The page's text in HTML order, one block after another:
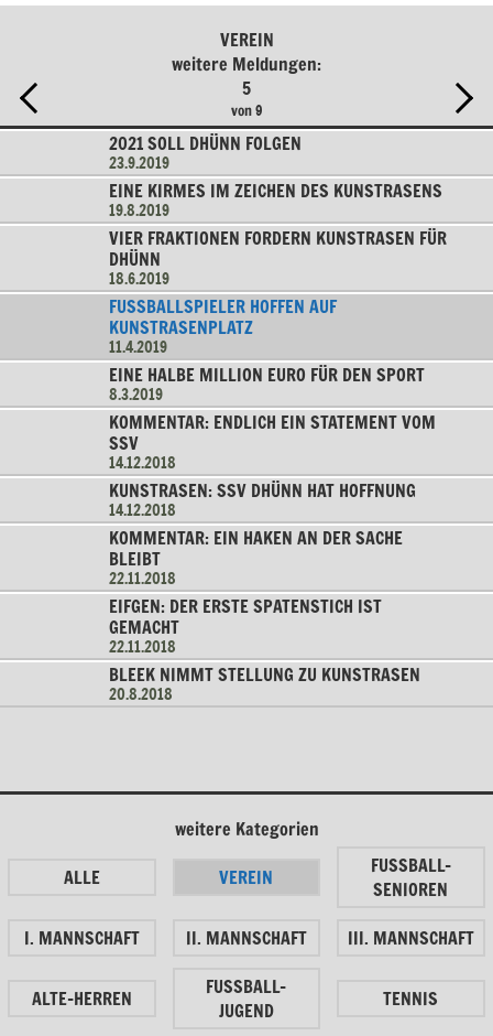
VEREIN
weitere Meldungen:
5
von 9
2021 SOLL DHÜNN FOLGEN
23.9.2019
EINE KIRMES IM ZEICHEN DES KUNSTRASENS
19.8.2019
VIER FRAKTIONEN FORDERN KUNSTRASEN FÜR
DHÜNN
18.6.2019
FUSSBALLSPIELER HOFFEN AUF K
UNSTRASENPLATZ
11.4.2019
EINE HALBE MILLION EURO FÜR DEN SPORT
8.3.2019
KOMMENTAR: ENDLICH EIN STATEMENT VOM
SSV
14.12.2018
KUNSTRASEN: SSV DHÜNN HAT HOFFNUNG
14.12.2018
KOMMENTAR: EIN HAKEN AN DER SACHE
BLEIBT
22.11.2018
EIFGEN: DER ERSTE SPATENSTICH IST
GEMACHT
22.11.2018
BLEEK NIMMT STELLUNG ZU KUNSTRASEN
20.8.2018
weitere Kategorien
ALLE
VEREIN
FUSSBALL-
SENIOREN
I. MANNSCHAFT
II. MANNSCHAFT III. MANNSCHAFT
ALTE-HERREN
FUSSBALL-
JUGEND
TENNIS